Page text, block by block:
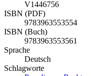
V1446756
ISBN (PDF)
9783963553554
ISBN (Buch)
9783963553561
Sprache
Deutsch
Schlagworte